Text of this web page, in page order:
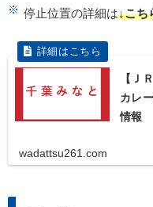
停止位置の詳細は↓こち
【Ｊ
カレ
情報
wadattsu261.com